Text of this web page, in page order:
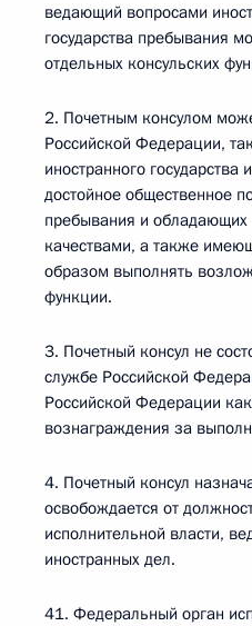
ведающий вопросами
государства пребывания
отдельных консульских
2. Почетным консулом
Российской Федерации,
иностранного
достойное общественное
пребывания и
качествами, а также
образом выполнять
функции.
3. Почетный консул не
службе Российской
Российской Федерации
вознаграждения за
4. Почетный консул
освобождается от
исполнительной власти,
иностранных дел.
41. Федеральный орган